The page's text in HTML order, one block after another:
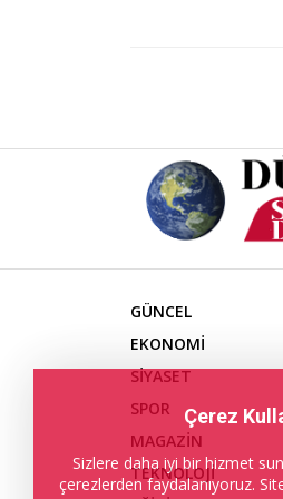
GÜNCEL
EKONOMİ
SİYASET
SPOR
MAGAZİN
TEKNOLOJİ
Çerez
Sizlere daha iyi bir hizmet
çerezlerden faydalanıyoruz.